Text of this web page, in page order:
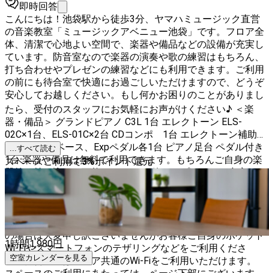
即時回答
こんにちは！池袋駅から徒歩3分、ヤマハミュージック直営
の音楽教室「ミュージックアベニュー池袋」です。フロア全
体、清潔で心地よい空間で、楽器や備品などの設備が充実し
ています。防音室なので楽器の演奏や歌の練習はもちろん、
打ち合わせやプレゼンの練習などにも利用できます。ご利用
の前にも待合室で快適にお過ごしいただけますので、どうぞ
安心してお越しください。もし何かお困りのことがありまし
たら、受付のスタッフにお気軽にお声がけください♪ ＜楽
器・備品＞ グランドピアノ C3L 1台 エレクトーン ELS-
02C×1台、ELS-01C×2台 CDコンポ 1台 エレクトーン補助
ペダル 補助ベース、Expペダル各1台 ピアノ足台 ペダル付き
1台 楽器や備品は無料で利用できます。もちろんご自身の楽
器等の持ち込みも可能です。 その他のオプションも充実し
ておりますので、ご希望の方はお気軽にお問い合わせくださ
い。 楽器の練習はもちろん、お仕事（テレワーク）、稽
古、結婚式の余興、ライブ配信、演劇・芝居など、幅広い用
途にご利用いただけます。部屋内でインターネットをご利用
の場合は大変申し訳ございませんがお客様ご自身のポケット
Wi-Fiやスマートフォンのテザリングなどをご利用くださ
い。待合室ではフロア共通のWi-Fiをご利用いただけます。
...すべて読む
スペースご利用で3%ポイント還元
1時間1,980円
空室カレンダーを見る